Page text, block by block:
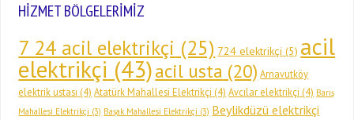
HİZMET BÖLGELERİMİZ
7 24 acil elektrikçi (25) 724 elektrikçi (5) acil
elektrikçi (43)acil usta (20) Arnavutköy
elektrik ustası (4) Atatürk Mahallesi Elektrikçi (4) Avcılar elektrikçi (4) Barış
Mahallesi Elektrikçi (3) Başak Mahallesi Elektrikçi (3) Beylikdüzü elektrikçi